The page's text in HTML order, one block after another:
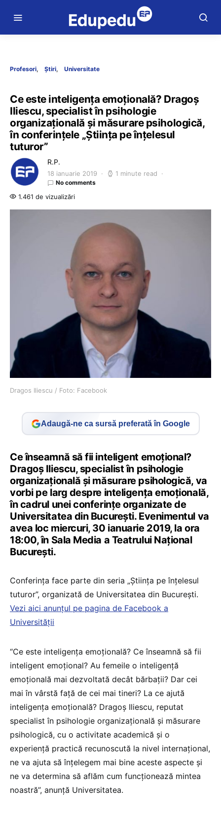
Profesori Știri Universitate
Ce este inteligența emoțională? Dragoș
Iliescu, specialist în psihologie
organizațională și măsurare psihologică,
în conferințele „Știința pe înțelesul
tuturor”
R.P.
18 ianuarie 2019 1 minute read
No comments
1.461 de vizualizări
Dragos Iliescu / Foto: Facebook
Adaugă-ne ca sursă preferată în Google
Ce înseamnă să fii inteligent emoțional?
Dragoș Iliescu, specialist în psihologie
organizațională și măsurare psihologică, va
vorbi pe larg despre inteligența emoțională,
în cadrul unei conferințe organizate de
Universitatea din București. Evenimentul va
avea loc miercuri, 30 ianuarie 2019, la ora
18:00, în Sala Media a Teatrului Național
București.
Conferința face parte din seria „Știința pe înțelesul
tuturor”, organizată de Universitatea din București.
Vezi aici anunțul pe pagina de Facebook a
Universității
“Ce este inteligența emoțională? Ce înseamnă să fii
inteligent emoțional? Au femeile o inteligență
emoțională mai dezvoltată decât bărbații? Dar cei
mai în vârstă față de cei mai tineri? La ce ajută
inteligența emoțională? Dragoș Iliescu, reputat
specialist în psihologie organizațională și măsurare
psihologică, cu o activitate academică și o
experiență practică recunoscută la nivel internațional,
ne va ajuta să înțelegem mai bine aceste aspecte și
ne va determina să aflăm cum funcționează mintea
noastră”, anunță Universitatea.